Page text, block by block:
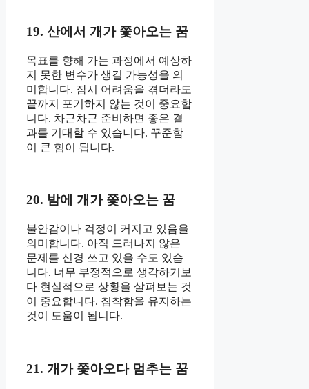
19. 산에서 개가 쫓아오는 꿈
목표를 향해 가는 과정에서 예상하
지 못한 변수가 생길 가능성을 의
미합니다. 잠시 어려움을 겪더라도
끝까지 포기하지 않는 것이 중요합
니다. 차근차근 준비하면 좋은 결
과를 기대할 수 있습니다. 꾸준함
이 큰 힘이 됩니다.
20. 밤에 개가 쫓아오는 꿈
불안감이나 걱정이 커지고 있음을
의미합니다. 아직 드러나지 않은
문제를 신경 쓰고 있을 수도 있습
니다. 너무 부정적으로 생각하기보
다 현실적으로 상황을 살펴보는 것
이 중요합니다. 침착함을 유지하는
것이 도움이 됩니다.
21. 개가 쫓아오다 멈추는 꿈